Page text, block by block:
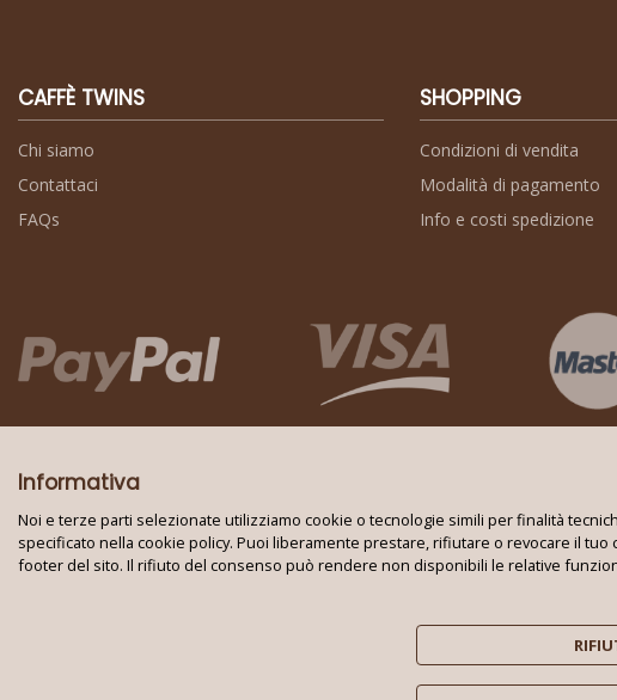
CAFFÈ TWINS
Chi siamo
Contattaci
FAQs
SHOPPING
Condizioni di vendita
Modalità di pagamento
Info e costi spedizione
Tutti i
Informativa
Noi e terze parti selezionate utilizziamo cookie o tecnologie simili per finalità
specificato nella cookie policy. Puoi liberamente prestare, rifiutare o revocare il
footer del sito. Il rifiuto del consenso può rendere non disponibili le relative